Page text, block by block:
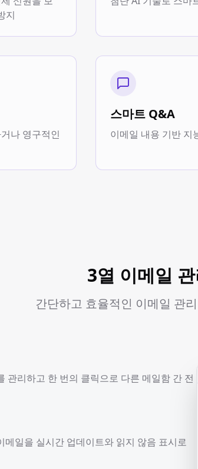
지
나 영구적인
스마트 Q&A
이메일 내용 기반 지
3열 이메일
간단하고 효율적인 이메일 관
관리하고 한 번의 클릭으로 다른 메일함 간 전
메일을 실시간 업데이트와 읽지 않음 표시로